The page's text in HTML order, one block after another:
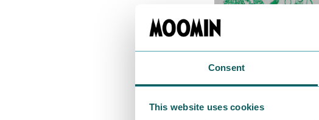
Consent
This website uses cookies